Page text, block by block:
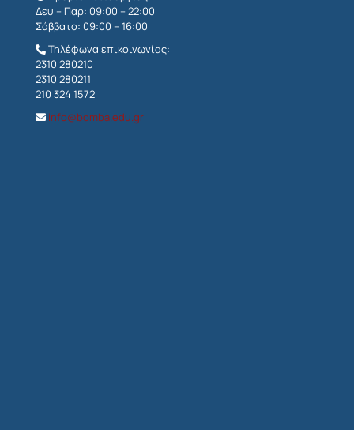
Δευ – Παρ: 09:00 – 22:00
Σάββατο: 09:00 – 16:00
Τηλέφωνα επικοινωνίας:
2310 280210
2310 280211
210 324 1572
info@bomba.edu.gr